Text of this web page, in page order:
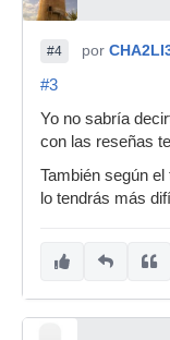
#4 por
#3
Yo no sabría
con las reseñas
También según
lo tendrás más